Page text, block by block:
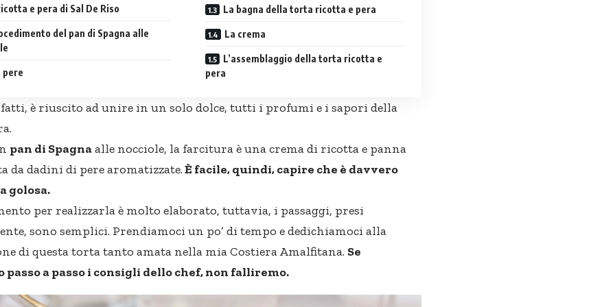
e pera di Sal De Riso
del pan di Spagna alle
pere
La bagna della torta ricotta e pera
La crema
L’assemblaggio della torta ricotta e
pera
è riuscito ad unire in un solo dolce, tutti i profumi e i sapori della
pan di Spagnaalle nocciole, la farcitura è una crema di ricotta e panna
da dadini di pere aromatizzate.È facile, quindi, capire che è davvero
golosa.
per realizzarla è molto elaborato, tuttavia, i passaggi, presi
sono semplici. Prendiamoci un po’ di tempo e dedichiamoci alla
di questa torta tanto amata nella mia Costiera Amalfitana. Se
passo a passo i consigli dello chef, non falliremo.